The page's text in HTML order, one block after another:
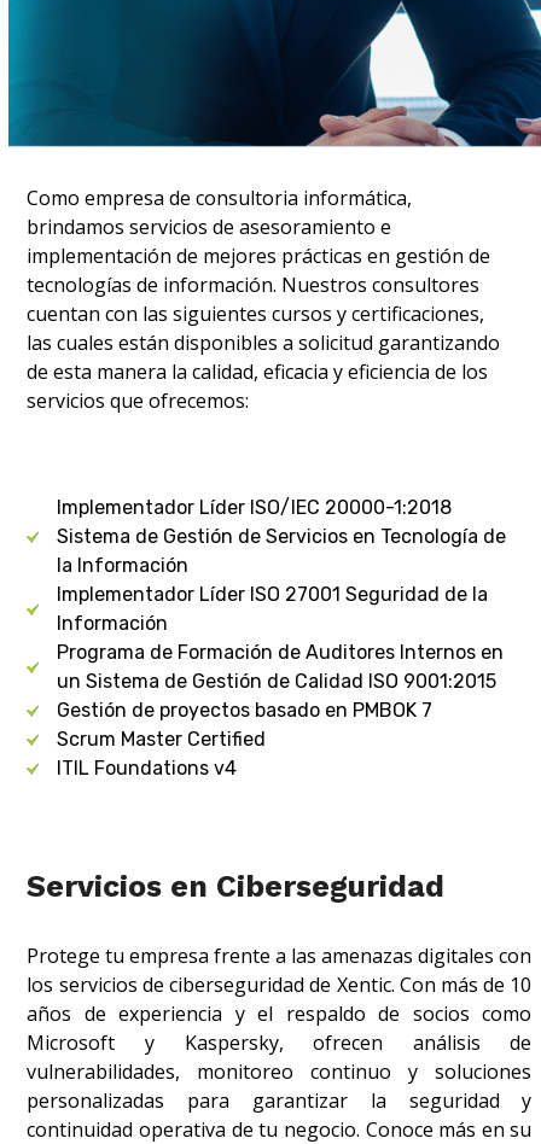
Como empresa de consultoria informática,
brindamos servicios de asesoramiento e
implementación de mejores prácticas en gestión de
tecnologías de información. Nuestros consultores
cuentan con las siguientes cursos y certificaciones,
las cuales están disponibles a solicitud garantizando
de esta manera la calidad, eficacia y eficiencia de los
servicios que ofrecemos:
Implementador Líder ISO/IEC 20000-1:2018
Sistema de Gestión de Servicios en Tecnología de
la Información
Implementador Líder ISO 27001 Seguridad de la
Información
Programa de Formación de Auditores Internos en
un Sistema de Gestión de Calidad ISO 9001:2015
Gestión de proyectos basado en PMBOK 7
Scrum Master Certified
ITIL Foundations v4
Servicios en Ciberseguridad
Protege tu empresa frente a las amenazas digitales con
los servicios de ciberseguridad de Xentic. Con más de 10
años de experiencia y el respaldo de socios como
Microsoft y Kaspersky, ofrecen análisis de
vulnerabilidades, monitoreo continuo y soluciones
personalizadas para garantizar la seguridad y
continuidad operativa de tu negocio. Conoce más en su